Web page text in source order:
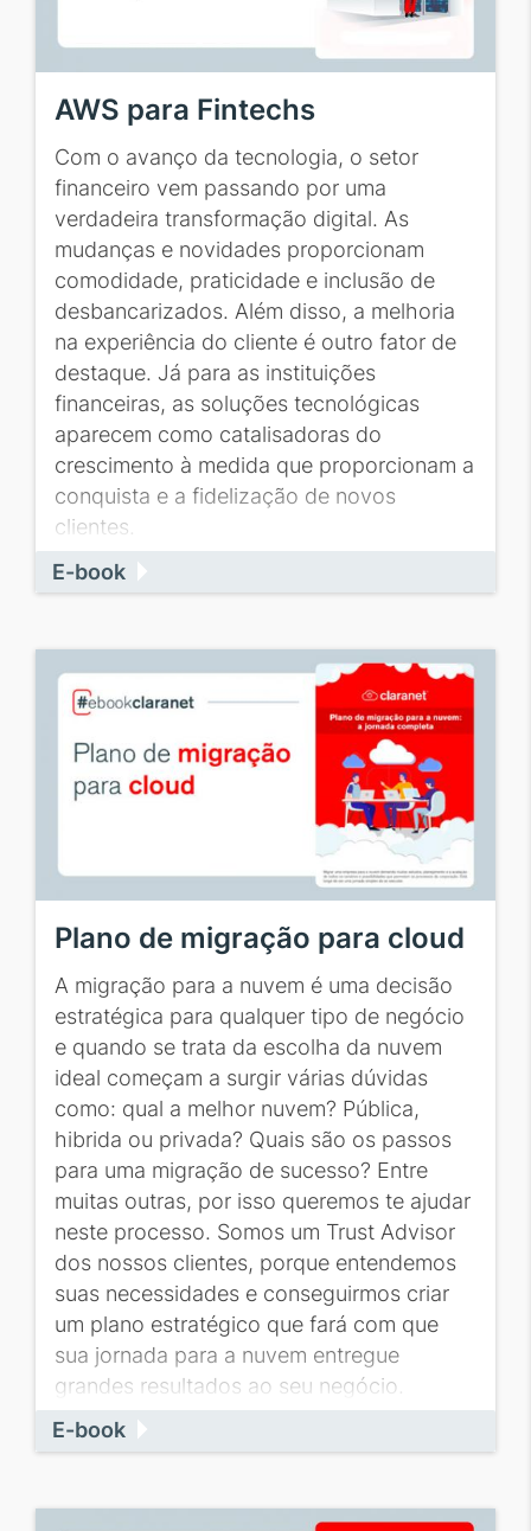
AWS para Fintechs
Com o avanço da tecnologia, o setor
financeiro vem passando por uma
verdadeira transformação digital. As
mudanças e novidades proporcionam
comodidade, praticidade e inclusão de
desbancarizados. Além disso, a melhoria
na experiência do cliente é outro fator de
destaque. Já para as instituições
financeiras, as soluções tecnológicas
aparecem como catalisadoras do
crescimento à medida que proporcionam a
conquista e a fidelização de novos
clientes.
E-book
Plano de migração para cloud
A migração para a nuvem é uma decisão
estratégica para qualquer tipo de negócio
e quando se trata da escolha da nuvem
ideal começam a surgir várias dúvidas
como: qual a melhor nuvem? Pública,
hibrida ou privada? Quais são os passos
para uma migração de sucesso? Entre
muitas outras, por isso queremos te ajudar
neste processo. Somos um Trust Advisor
dos nossos clientes, porque entendemos
suas necessidades e conseguirmos criar
um plano estratégico que fará com que
sua jornada para a nuvem entregue
grandes resultados ao seu negócio.
E-book